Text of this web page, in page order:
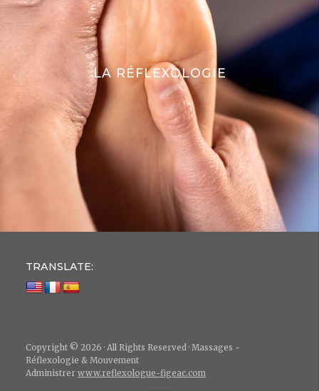
LA RÉFLEXOLOGIE
TRANSLATE:
Copyright © 2026 · All Rights Reserved · Massages ~
Réflexologie & Mouvement
Administrer www.reflexologue-figeac.com